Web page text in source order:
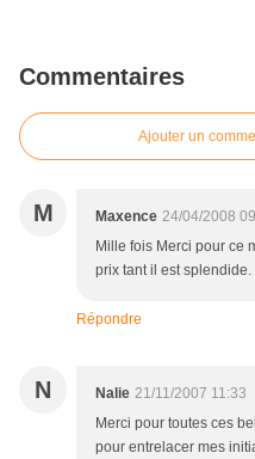
Commentaires
Ajouter un
M Maxence 24/04/2008
Mille fois Merci pour ce
prix tant il est splendide.
Répondre
N Nalie 21/11/2007 11:33
Merci pour toutes ces
pour entrelacer mes